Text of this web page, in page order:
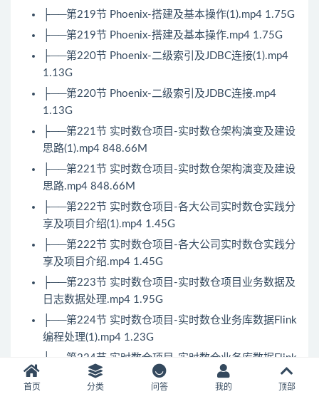
├──第219节 Phoenix-搭建及基本操作(1).mp4 1.75G
├──第219节 Phoenix-搭建及基本操作.mp4 1.75G
├──第220节 Phoenix-二级索引及JDBC连接(1).mp4
1.13G
├──第220节 Phoenix-二级索引及JDBC连接.mp4
1.13G
├──第221节 实时数仓项目-实时数仓架构演变及建设
思路(1).mp4 848.66M
├──第221节 实时数仓项目-实时数仓架构演变及建设
思路.mp4 848.66M
├──第222节 实时数仓项目-各大公司实时数仓实践分
享及项目介绍(1).mp4 1.45G
├──第222节 实时数仓项目-各大公司实时数仓实践分
享及项目介绍.mp4 1.45G
├──第223节 实时数仓项目-实时数仓项目业务数据及
日志数据处理.mp4 1.95G
├──第224节 实时数仓项目-实时数仓业务库数据Flink
编程处理(1).mp4 1.23G
├──第224节 实时数仓项目-实时数仓业务库数据Flink
编程处理.mp4 1.23G
首页 分类 问答 我的 顶部